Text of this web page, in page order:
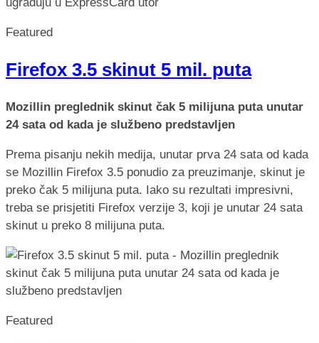
Featured
Firefox 3.5 skinut 5 mil. puta
Mozillin preglednik skinut čak 5 milijuna puta unutar
24 sata od kada je službeno predstavljen
Prema pisanju nekih medija, unutar prva 24 sata od kada
se Mozillin Firefox 3.5 ponudio za preuzimanje, skinut je
preko čak 5 milijuna puta. Iako su rezultati impresivni,
treba se prisjetiti Firefox verzije 3, koji je unutar 24 sata
skinut u preko 8 milijuna puta.
Featured